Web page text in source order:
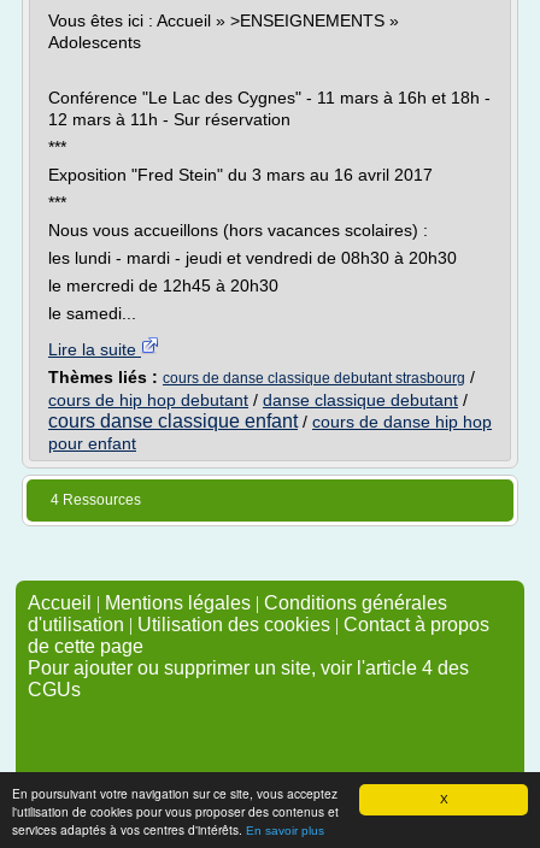
X
En poursuivant votre navigation sur ce site, vous acceptez
l'utilisation de cookies pour vous proposer des contenus et
services adaptés à vos centres d'intérêts. En savoir plus
Vous êtes ici : Accueil » >ENSEIGNEMENTS »
Adolescents
Conférence "Le Lac des Cygnes" - 11 mars à 16h et 18h -
12 mars à 11h - Sur réservation
***
Exposition "Fred Stein" du 3 mars au 16 avril 2017
***
Nous vous accueillons (hors vacances scolaires) :
les lundi - mardi - jeudi et vendredi de 08h30 à 20h30
le mercredi de 12h45 à 20h30
le samedi...
Lire la suite
Thèmes liés : cours de danse classique debutant strasbourg /
cours de hip hop debutant / danse classique debutant /
cours danse classique enfant/ cours de danse hip hop
pour enfant
4 Ressources
Accueil | Mentions légales | Conditions générales
d'utilisation | Utilisation des cookies | Contact à propos
de cette page
Pour ajouter ou supprimer un site, voir l'article 4 des
CGUs